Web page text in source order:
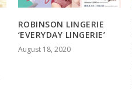
ROBINSON LINGERIE
‘EVERYDAY LINGERIE’
August 18, 2020